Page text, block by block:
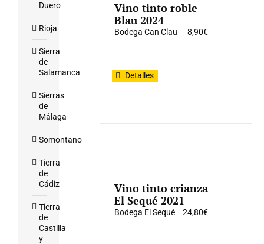
Vino tinto roble
Blau 2024
Bodega Can Clau 8,90€
Detalles
Vino tinto crianza
El Sequé 2021
Bodega El Sequé 24,80€
Duero
Rioja
Sierra
de
Salamanca
Sierras
de
Málaga
Somontano
Tierra
de
Cádiz
Tierra
de
Castilla
y